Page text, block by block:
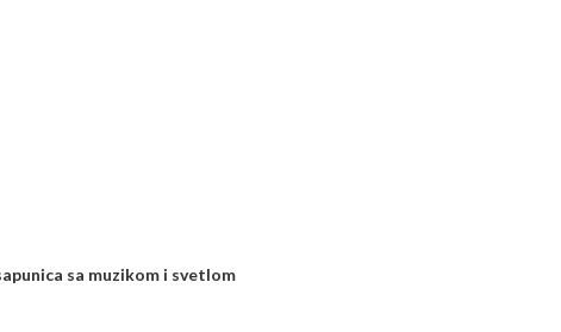
sa muzikom i svetlom